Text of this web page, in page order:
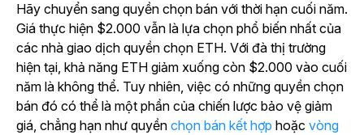
Hãy chuyển sang quyền chọn bán với thời hạn cuối năm.
Giá thực hiện $2.000 vẫn là lựa chọn phổ biến nhất của
các nhà giao dịch quyền chọn ETH. Với đà thị trường
hiện tại, khả năng ETH giảm xuống còn $2.000 vào cuối
năm là không thể. Tuy nhiên, việc có những quyền chọn
bán đó có thể là một phần của chiến lược bảo vệ giảm
giá, chẳng hạn như quyền chọn bán kết hợp hoặc vòng